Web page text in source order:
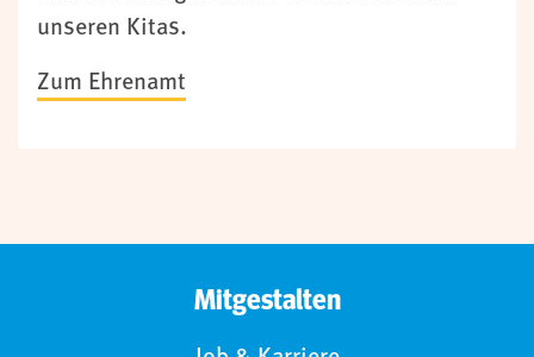
unseren Kitas.
Zum Ehrenamt
Mitgestalten